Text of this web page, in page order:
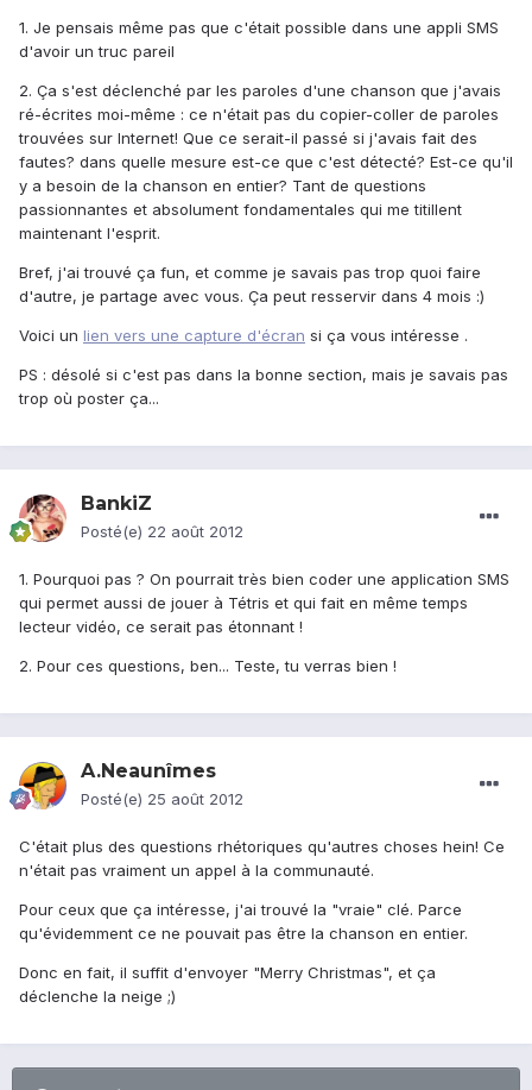
1. Je pensais même pas que c'était possible dans une appli SMS
d'avoir un truc pareil
2. Ça s'est déclenché par les paroles d'une chanson que j'avais
ré-écrites moi-même : ce n'était pas du copier-coller de paroles
trouvées sur Internet! Que ce serait-il passé si j'avais fait des
fautes? dans quelle mesure est-ce que c'est détecté? Est-ce qu'il
y a besoin de la chanson en entier? Tant de questions
passionnantes et absolument fondamentales qui me titillent
maintenant l'esprit.
Bref, j'ai trouvé ça fun, et comme je savais pas trop quoi faire
d'autre, je partage avec vous. Ça peut resservir dans 4 mois :)
Voici un lien vers une capture d'écran si ça vous intéresse .
PS : désolé si c'est pas dans la bonne section, mais je savais pas
trop où poster ça...
BankiZ
Posté(e) 22 août 2012
1. Pourquoi pas ? On pourrait très bien coder une application SMS
qui permet aussi de jouer à Tétris et qui fait en même temps
lecteur vidéo, ce serait pas étonnant !
2. Pour ces questions, ben... Teste, tu verras bien !
A.Neaunîmes
Posté(e) 25 août 2012
C'était plus des questions rhétoriques qu'autres choses hein! Ce
n'était pas vraiment un appel à la communauté.
Pour ceux que ça intéresse, j'ai trouvé la "vraie" clé. Parce
qu'évidemment ce ne pouvait pas être la chanson en entier.
Donc en fait, il suffit d'envoyer "Merry Christmas", et ça
déclenche la neige ;)